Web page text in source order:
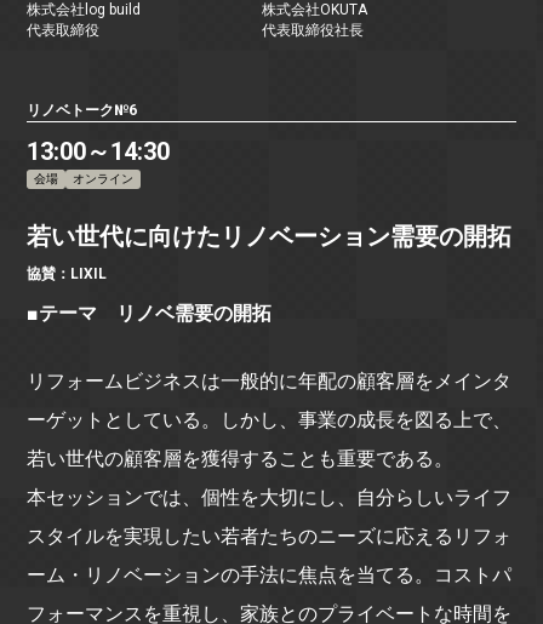
株式会社log build
代表取締役
株式会社OKUTA
代表取締役社長
リノベトーク№6
13:00～14:30
会場 オンライン
若い世代に向けたリノベーション需要の開拓
協賛：LIXIL
■テーマ リノベ需要の開拓
リフォームビジネスは一般的に年配の顧客層をメインタ
ーゲットとしている。しかし、事業の成長を図る上で、
若い世代の顧客層を獲得することも重要である。
本セッションでは、個性を大切にし、自分らしいライフ
スタイルを実現したい若者たちのニーズに応えるリフォ
ーム・リノベーションの手法に焦点を当てる。コストパ
フォーマンスを重視し、家族とのプライベートな時間を